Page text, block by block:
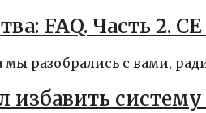
FAQ. Часть 2.
разобрались с вами,
избавить